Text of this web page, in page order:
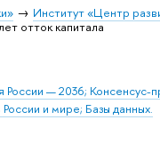
Институт «Центр
отток капитала
— 2036;
и мире; Базы данных.